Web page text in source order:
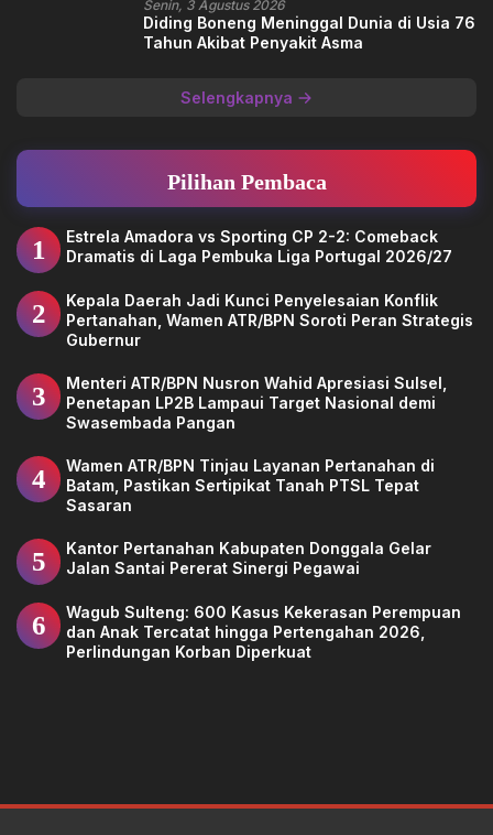
Senin, 3 Agustus 2026
Diding Boneng Meninggal Dunia di Usia 76
Tahun Akibat Penyakit Asma
Selengkapnya
Pilihan Pembaca
1
Estrela Amadora vs Sporting CP 2-2: Comeback
Dramatis di Laga Pembuka Liga Portugal 2026/27
2
Kepala Daerah Jadi Kunci Penyelesaian Konflik
Pertanahan, Wamen ATR/BPN Soroti Peran Strategis
Gubernur
3
Menteri ATR/BPN Nusron Wahid Apresiasi Sulsel,
Penetapan LP2B Lampaui Target Nasional demi
Swasembada Pangan
4
Wamen ATR/BPN Tinjau Layanan Pertanahan di
Batam, Pastikan Sertipikat Tanah PTSL Tepat
Sasaran
5
Kantor Pertanahan Kabupaten Donggala Gelar
Jalan Santai Pererat Sinergi Pegawai
6
Wagub Sulteng: 600 Kasus Kekerasan Perempuan
dan Anak Tercatat hingga Pertengahan 2026,
Perlindungan Korban Diperkuat